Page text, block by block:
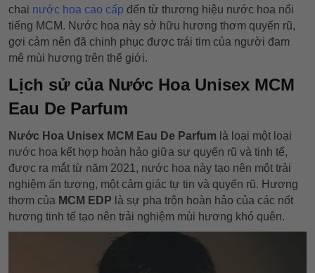
chai nước hoa cao cấp đến từ thương hiệu nước hoa nổi
tiếng MCM. Nước hoa này sở hữu hương thơm quyến rũ,
gợi cảm nên đã chinh phục được trái tim của người đam
mê mùi hương trên thế giới.
Lịch sử của Nước Hoa Unisex MCM
Eau De Parfum
Nước Hoa Unisex MCM Eau De Parfum là loại một loại
nước hoa kết hợp hoàn hảo giữa sự quyến rũ và tinh tế,
được ra mắt từ năm 2021, nước hoa này tạo nên một trải
nghiệm ấn tượng, một cảm giác tự tin và quyến rũ. Hương
thơm của MCM EDP là sự pha trộn hoàn hảo của các nốt
hương tinh tế tạo nên trải nghiệm mùi hương khó quên.